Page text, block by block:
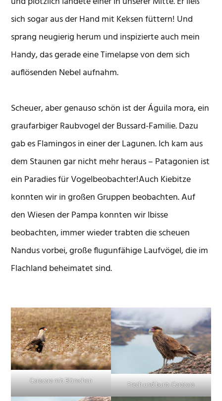
sich sogar aus der Hand mit Keksen füttern! Und
sprang neugierig herum und inspizierte auch mein
Handy, das gerade eine Timelapse von dem sich
auflösenden Nebel aufnahm.
Scheuer, aber genauso schön ist der Águila mora, ein
graufarbiger Raubvogel der Bussard-Familie. Dazu
gab es Flamingos in einer der Lagunen. Ich kam aus
dem Staunen gar nicht mehr heraus – Patagonien ist
ein Paradies für Vogelbeobachter!Auch Kiebitze
konnten wir in großen Gruppen beobachten. Auf
den Wiesen der Pampa konnten wir Ibisse
beobachten, immer wieder trabten die scheuen
Nandus vorbei, große flugunfähige Laufvögel, die im
Flachland beheimatet sind.
Caracara mit Blümchen Frech und bunt: Caracara